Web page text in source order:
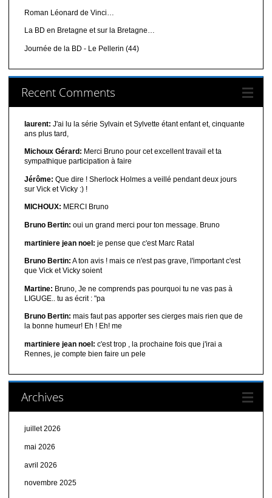
Roman Léonard de Vinci…
La BD en Bretagne et sur la Bretagne…
Journée de la BD - Le Pellerin (44)
Recent Comments
laurent: J'ai lu la série Sylvain et Sylvette étant enfant et, cinquante
ans plus tard,
Michoux Gérard: Merci Bruno pour cet excellent travail et ta
sympathique participation à faire
Jérôme: Que dire ! Sherlock Holmes a veillé pendant deux jours
sur Vick et Vicky :) !
MICHOUX: MERCI Bruno
Bruno Bertin: oui un grand merci pour ton message. Bruno
martiniere jean noel: je pense que c'est Marc Ratal
Bruno Bertin: A ton avis ! mais ce n'est pas grave, l'important c'est
que Vick et Vicky soient
Martine: Bruno, Je ne comprends pas pourquoi tu ne vas pas à
LIGUGE.. tu as écrit : "pa
Bruno Bertin: mais faut pas apporter ses cierges mais rien que de
la bonne humeur! Eh ! Eh! me
martiniere jean noel: c'est trop , la prochaine fois que j'irai a
Rennes, je compte bien faire un pele
Archives
juillet 2026
mai 2026
avril 2026
novembre 2025